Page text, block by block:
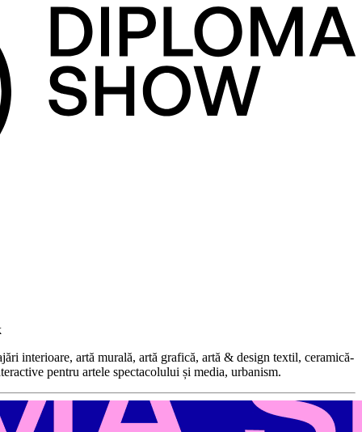
interioare, artă murală, artă grafică, artă & design textil, ceramică-
pentru artele spectacolului și media, urbanism.